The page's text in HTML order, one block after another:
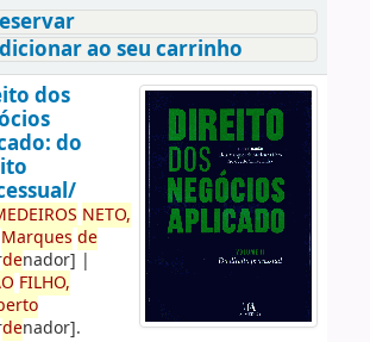
ao seu carrinho
dos
do
DEIROS NETO,
Marques de
denador] |
FILHO,
denador].